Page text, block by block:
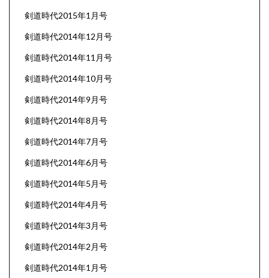
剣道時代2015年1月号
剣道時代2014年12月号
剣道時代2014年11月号
剣道時代2014年10月号
剣道時代2014年9月号
剣道時代2014年8月号
剣道時代2014年7月号
剣道時代2014年6月号
剣道時代2014年5月号
剣道時代2014年4月号
剣道時代2014年3月号
剣道時代2014年2月号
剣道時代2014年1月号